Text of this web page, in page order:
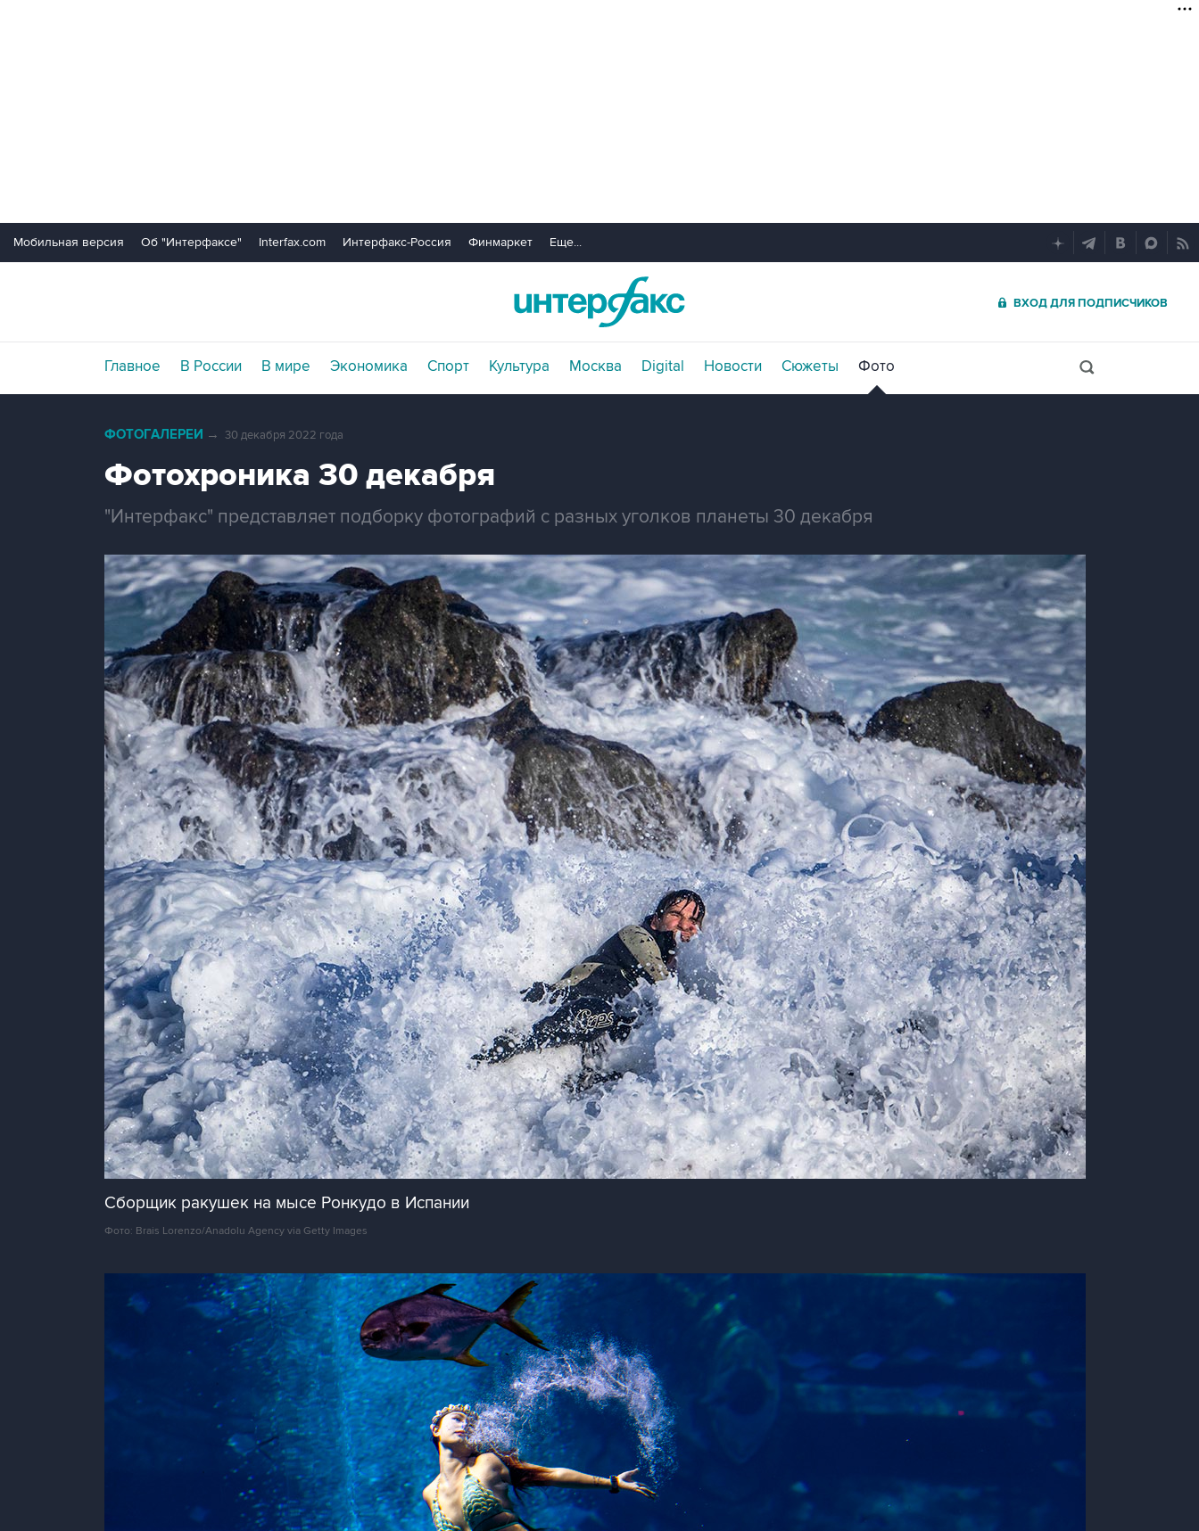
Мобильная версия Об "Интерфаксе" Interfax.com Интерфакс-Россия Финмаркет Еще...
ВХОД ДЛЯ ПОДПИСЧИКОВ
Главное В России В мире Экономика Спорт Культура Москва Digital Новости Сюжеты Фото
ФОТОГАЛЕРЕИ → 30 декабря 2022 года
Фотохроника 30 декабря
"Интерфакс" представляет подборку фотографий с разных уголков планеты 30 декабря
Сборщик ракушек на мысе Ронкудо в Испании
Фото: Brais Lorenzo/Anadolu Agency via Getty Images